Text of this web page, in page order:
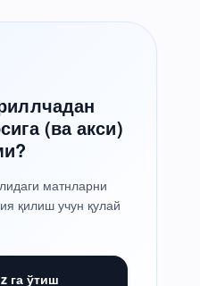
(ва акси)
матнларни
қилиш учун қулай
га ўтиш